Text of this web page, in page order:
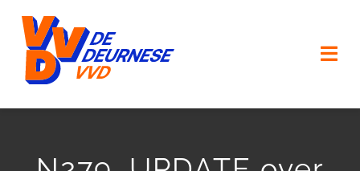
inhoud
VERKIEZINGSPROGRAMMA